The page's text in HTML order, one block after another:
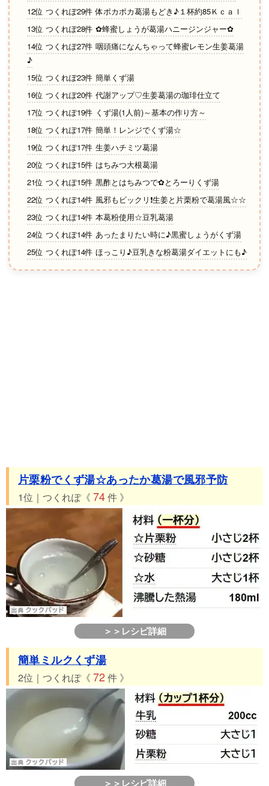
12位 つくれぽ29件 体ポカポカ葛湯もどき♪１杯約85Ｋｃａｌ
13位 つくれぽ28件 ✿蜂蜜しょうが葛湯ハニージンジャー✿
14位 つくれぽ27件 咽頭痛になんちゃって蜂蜜レモン生姜葛湯
♪
15位 つくれぽ23件 簡単くず湯
16位 つくれぽ20件 代謝アップ♡生姜葛湯の珈琲仕立て
17位 つくれぽ19件 くず湯(1人前)～基本の作り方～
18位 つくれぽ17件 簡単！レンジでくず湯☆
19位 つくれぽ17件 生姜ハチミツ葛湯
20位 つくれぽ15件 はちみつ大根葛湯
21位 つくれぽ15件 黒酢とはちみつで✿とろーりくず湯
22位 つくれぽ14件 風邪もビックリ❗生姜と片栗粉で葛湯風☆☆
23位 つくれぽ14件 本葛粉使用☆豆乳葛湯
24位 つくれぽ14件 あったまりたい時に♪黒蜜しょうがくず湯
25位 つくれぽ14件 ほっこり♪豆乳きな粉葛湯ダイエットにも♪
片栗粉でくず湯☆あったか葛湯で風邪予防
1位｜つくれぽ《 74件 》
＞＞レシピ詳細
簡単ミルクくず湯
2位｜つくれぽ《 72 件 》
＞＞レシピ詳細